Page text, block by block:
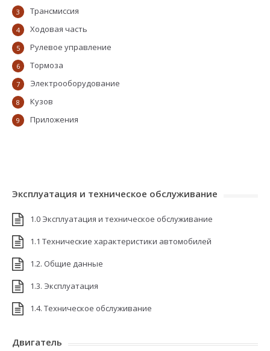
3 Трансмиссия
4 Ходовая часть
5 Рулевое управление
6 Тормоза
7 Электрооборудование
8 Кузов
9 Приложения
Эксплуатация и техническое обслуживание
1.0 Эксплуатация и техническое обслуживание
1.1 Технические характеристики автомобилей
1.2. Общие данные
1.3. Эксплуатация
1.4. Техническое обслуживание
Двигатель